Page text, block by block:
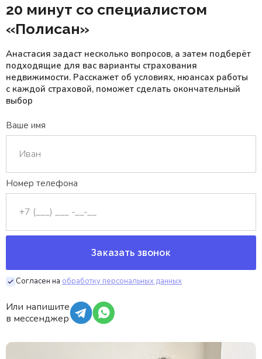
20 минут со специалистом
«Полисан»
Анастасия задаст несколько вопросов, а затем подберёт
подходящие для вас варианты страхования
недвижимости. Расскажет об условиях, нюансах работы
с каждой страховой, поможет сделать окончательный
выбор
Ваше имя
Номер телефона
Заказать звонок
Согласен на обработку персональных данных
Или напишите
в мессенджер